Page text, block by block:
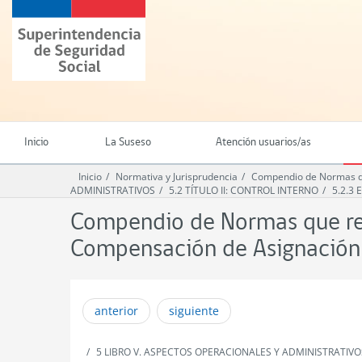
contenido
principal
Superintendencia
de
Seguridad
(SUSESO)
Chile
Inicio La Suseso Atención usuarios/as
Inicio Normativa y Jurisprudencia
Compendio de Normas
ADMINISTRATIVOS
5.2 TÍTULO II: CONTROL INTERNO 5.2.3
Compendio de Normas que
Compensación de
anterior siguiente
5 LIBRO V. ASPECTOS OPERACIONALES Y